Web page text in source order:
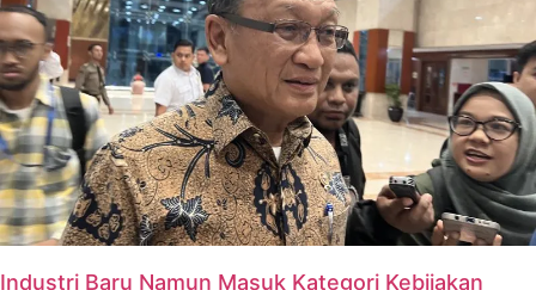
Industri Baru Namun Masuk Kategori Kebijakan